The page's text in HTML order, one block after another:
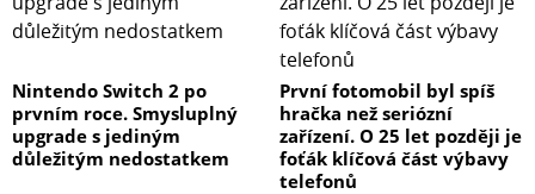
Nintendo Switch 2 po
prvním roce. Smysluplný
upgrade s jediným
důležitým nedostatkem
První fotomobil byl spíš
hračka než seriózní
zařízení. O 25 let později je
foťák klíčová část výbavy
telefonů